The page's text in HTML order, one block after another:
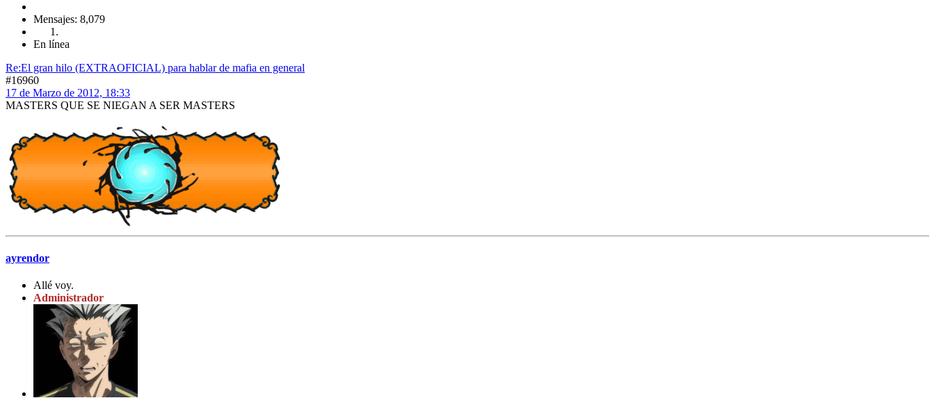
Mensajes: 8,079
En línea
Re:El gran hilo (EXTRAOFICIAL) para hablar de mafia en general
#16960
17 de Marzo de 2012, 18:33
MASTERS QUE SE NIEGAN A SER MASTERS
ayrendor
Allé voy.
Administrador